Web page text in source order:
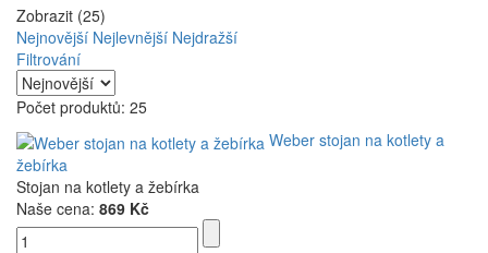
Zobrazit (25)
Nejnovější Nejlevnější Nejdražší
Filtrování
Počet produktů: 25
Weber stojan na kotlety a
žebírka
Stojan na kotlety a žebírka
Naše cena: 869 Kč